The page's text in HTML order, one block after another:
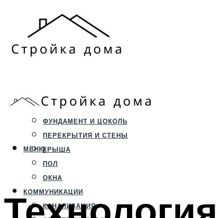
СТРОИТЕЛЬСТВО
ФУНДАМЕНТ И ЦОКОЛЬ
ПЕРЕКРЫТИЯ И СТЕНЫ
КРЫША
ПОЛ
ОКНА
КОММУНИКАЦИИ
КАНАЛИЗАЦИЯ
МЕНЮ